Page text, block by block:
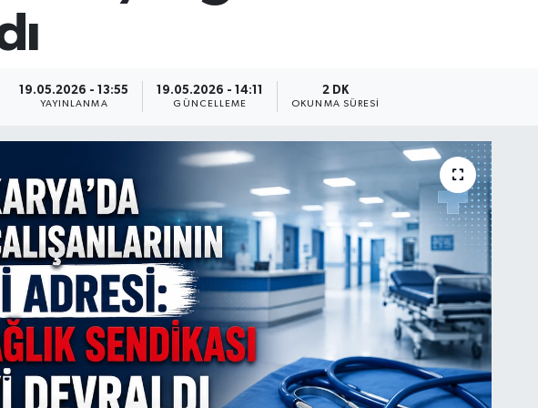
19.05.2026 - 13:55
YAYINLANMA
19.05.2026 - 14:11
GÜNCELLEME
2 DK
OKUNMA SÜRESI